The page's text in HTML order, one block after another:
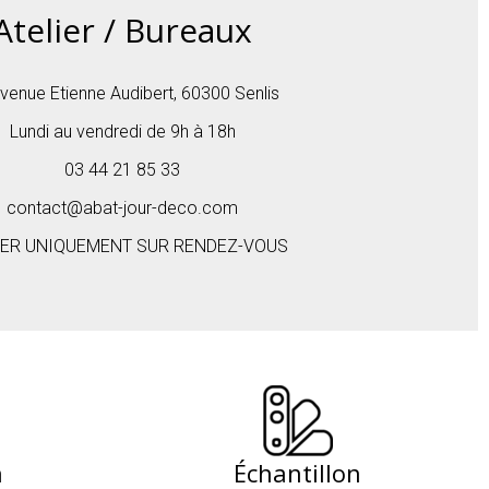
notreservice sur mesure
cliquez ici
/ Bureaux
Etienne Audibert, 60300 Senlis
Lundi au vendredi de 9h à 18h
03 44 21 85 33
contact@abat-jour-deco.com
UNIQUEMENT SUR RENDEZ-VOUS
Échantillon